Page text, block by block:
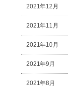
2021年12月
2021年11月
2021年10月
2021年9月
2021年8月